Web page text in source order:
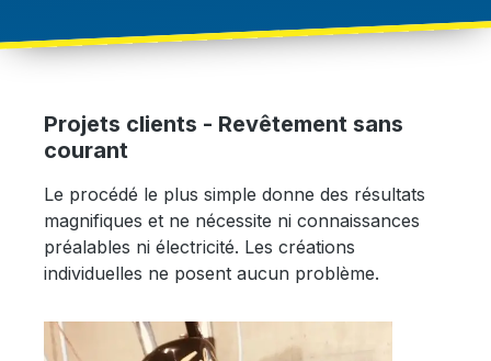
Projets clients - Revêtement sans
courant
Le procédé le plus simple donne des résultats
magnifiques et ne nécessite ni connaissances
préalables ni électricité. Les créations
individuelles ne posent aucun problème.